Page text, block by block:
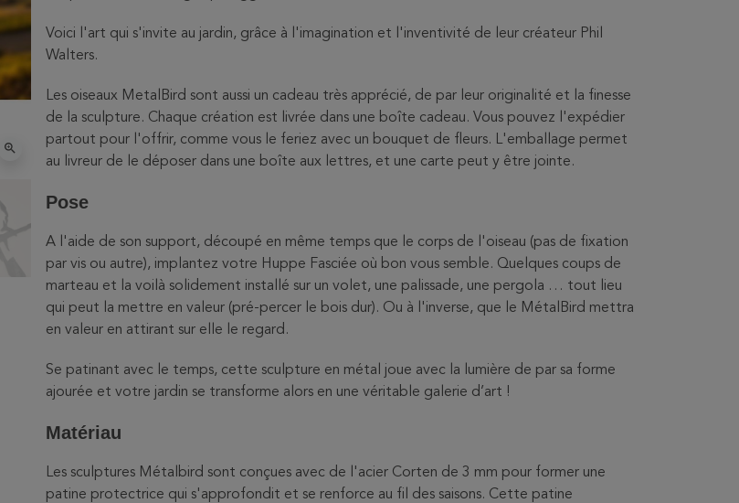
zoom_in
Voici l'art qui s'invite au jardin, grâce à l'imagination et l'inventivité de leur créateur Phil
Walters.
Les oiseaux MetalBird sont aussi un cadeau très apprécié, de par leur originalité et la finesse
de la sculpture. Chaque création est livrée dans une boîte cadeau. Vous pouvez l'expédier
partout pour l'offrir, comme vous le feriez avec un bouquet de fleurs. L'emballage permet
au livreur de le déposer dans une boîte aux lettres, et une carte peut y être jointe.
Pose
A l'aide de son support, découpé en même temps que le corps de l'oiseau (pas de fixation
par vis ou autre), implantez votre Huppe Fasciée où bon vous semble. Quelques coups de
marteau et la voilà solidement installé sur un volet, une palissade, une pergola … tout lieu
qui peut la mettre en valeur (pré-percer le bois dur). Ou à l'inverse, que le MétalBird mettra
en valeur en attirant sur elle le regard.
Se patinant avec le temps, cette sculpture en métal joue avec la lumière de par sa forme
ajourée et votre jardin se transforme alors en une véritable galerie d’art !
Matériau
Les sculptures Métalbird sont conçues avec de l'acier Corten de 3 mm pour former une
patine protectrice qui s'approfondit et se renforce au fil des saisons. Cette patine